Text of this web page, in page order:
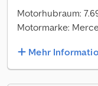
Motorhubraum:
Motormarke:
Mehr